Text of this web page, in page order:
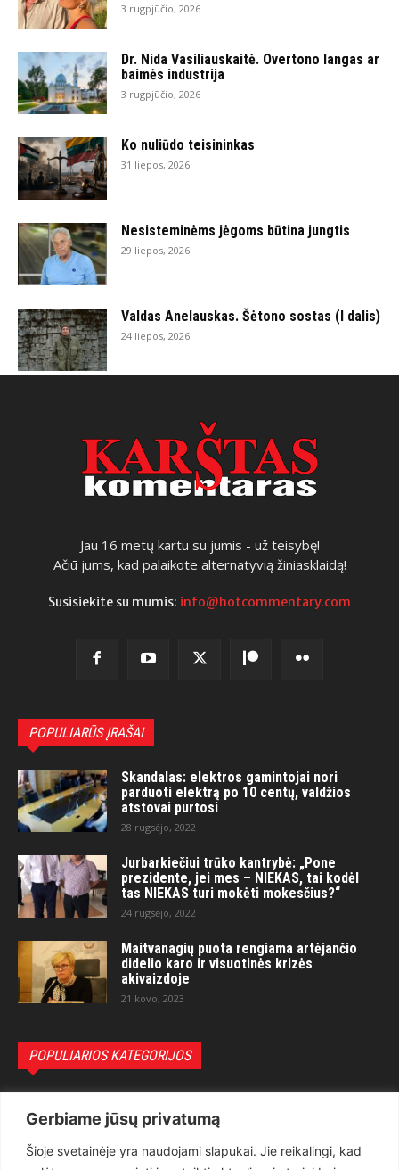
Gerbiame jūsų privatumą
Šioje svetainėje yra naudojami slapukai. Jie reikalingi, kad
3 rugpjūčio, 2026
Dr. Nida Vasiliauskaitė. Overtono langas ar
baimės industrija
3 rugpjūčio, 2026
Ko nuliūdo teisininkas
31 liepos, 2026
Nesisteminėms jėgoms būtina jungtis
29 liepos, 2026
Valdas Anelauskas. Šėtono sostas (I dalis)
24 liepos, 2026
Jau 16 metų kartu su jumis - už teisybę!
Ačiū jums, kad palaikote alternatyvią žiniasklaidą!
Susisiekite su mumis: info@hotcommentary.com
POPULIARŪS ĮRAŠAI
Skandalas: elektros gamintojai nori
parduoti elektrą po 10 centų, valdžios
atstovai purtosi
28 rugsėjo, 2022
Jurbarkiečiui trūko kantrybė: „Pone
prezidente, jei mes – NIEKAS, tai kodėl
tas NIEKAS turi mokėti mokesčius?“
24 rugsėjo, 2022
Maitvanagių puota rengiama artėjančio
didelio karo ir visuotinės krizės
akivaizdoje
21 kovo, 2023
POPULIARIOS KATEGORIJOS
Teisėsauga
1497